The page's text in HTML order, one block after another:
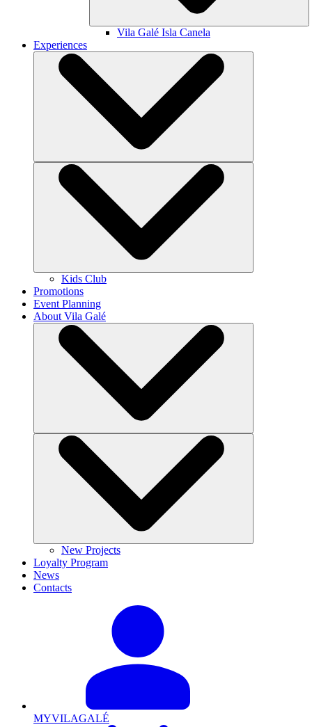
Vila Galé Isla Canela
Experiences
Kids Club
Promotions
Event Planning
About Vila Galé
New Projects
Loyalty Program
News
Contacts
MYVILAGALÉ